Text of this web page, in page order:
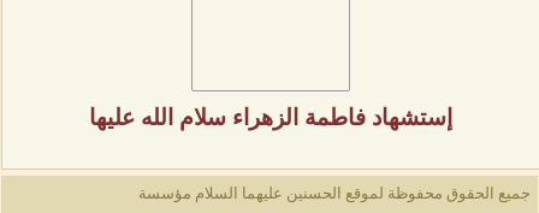
إستشهاد فاطمة الزهراء سلام الله عليها
جميع الحقوق محفوظة لموقع الحسنين عليهما السلام مؤسسة الإمام حسين عليه